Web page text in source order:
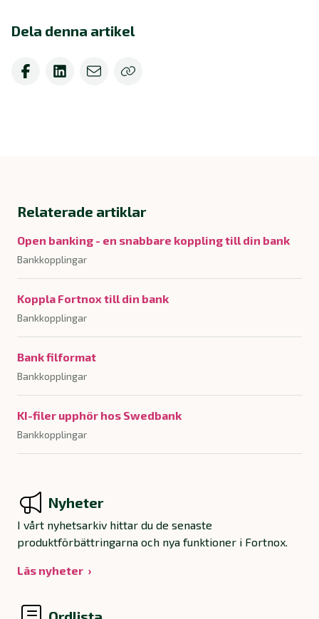
Dela denna artikel
Relaterade artiklar
Open banking - en snabbare koppling till din bank
Bankkopplingar
Koppla Fortnox till din bank
Bankkopplingar
Bank filformat
Bankkopplingar
KI-filer upphör hos Swedbank
Bankkopplingar
Nyheter
I vårt nyhetsarkiv hittar du de senaste
produktförbättringarna och nya funktioner i Fortnox.
Läs nyheter